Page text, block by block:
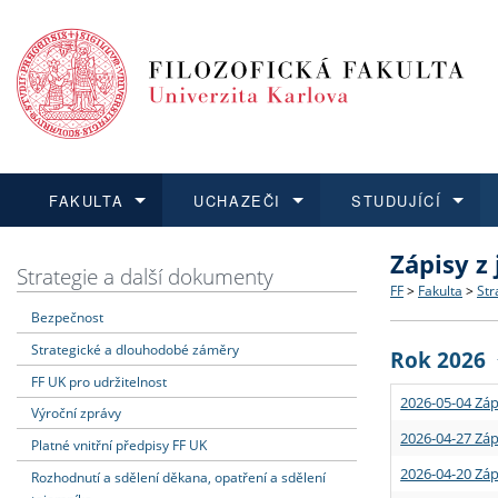
FAKULTA
Dozvědět se více
Struktura
Strategie
Podpora
UCHAZEČI
Podat přihlášku
Co
Učitelské
STUDUJÍCÍ
Dozvědět se více
Rigorózní
Dozvědět se více
O vědě a
Granty a
Dozvědět se více
Aktuální
Strategie a další dokumenty
Bezpečnost
Strategické a dlouhodobé záměry
FF UK pro udržitelnost
Výroční zprávy
Platné vnitřní předpisy FF UK
Rozhodnutí a sdělení děkana, opatření a sdělení
Zápisy
FF > Fakulta >
Rok 2026
2026-05-04
2026-04-27
2026-04-20